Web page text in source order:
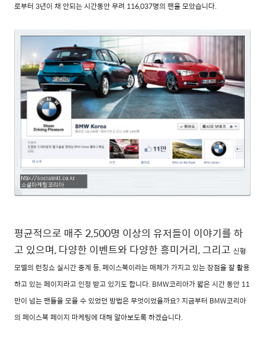
로부터 3년이 채 안되는 시간동안 무려 116,037명의 팬을 모았습니다.
평균적으로 매주 2,500명 이상의 유저들이 이야기를 하
고 있으며, 다양한 이벤트와 다양한 흥미거리, 그리고 신형
모델의 런칭쇼 실시간 중계 등, 페이스북이라는 매체가 가지고 있는 장점을 잘 활용
하고 있는 페이지라고 인정 받고 있기도 합니다. BMW코리아가 짧은 시간 동안 11
만이 넘는 팬들을 모을 수 있었던 방법은 무엇이었을까요? 지금부터 BMW코리아
의 페이스북 페이지 마케팅에 대해 알아보도록 하겠습니다.